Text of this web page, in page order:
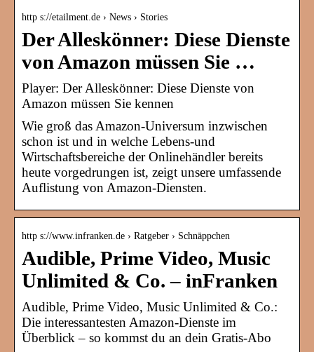
http s://etailment.de › News › Stories
Der Alleskönner: Diese Dienste
von Amazon müssen Sie …
Player: Der Alleskönner: Diese Dienste von
Amazon müssen Sie kennen
Wie groß das Amazon-Universum inzwischen
schon ist und in welche Lebens-und
Wirtschaftsbereiche der Onlinehändler bereits
heute vorgedrungen ist, zeigt unsere umfassende
Auflistung von Amazon-Diensten.
http s://www.infranken.de › Ratgeber › Schnäppchen
Audible, Prime Video, Music
Unlimited & Co. – inFranken
Audible, Prime Video, Music Unlimited & Co.:
Die interessantesten Amazon-Dienste im
Überblick – so kommst du an dein Gratis-Abo